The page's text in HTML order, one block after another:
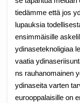
tiedämme että jos
lupauksia
ensimmäisille
ydinaseteknoligiaa
vaatia
ns rauhanomainen
ydinaseita varten
eurooppalaisille on